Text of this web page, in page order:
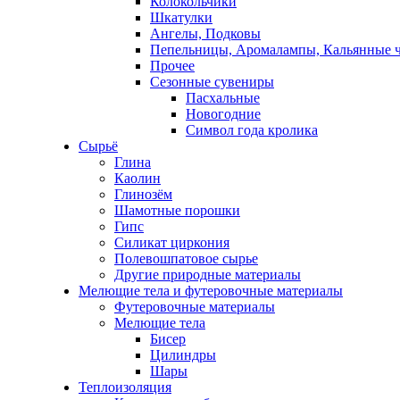
Шкатулки
Ангелы, Подковы
Пепельницы, Аромалампы, Кальянные
Прочее
Сезонные сувениры
Пасхальные
Новогодние
Символ года кролика
Сырьё
Глина
Каолин
Глинозём
Шамотные порошки
Гипс
Силикат циркония
Полевошпатовое сырье
Другие природные материалы
Мелющие тела и футеровочные материалы
Футеровочные материалы
Мелющие тела
Бисер
Цилиндры
Шары
Теплоизоляция